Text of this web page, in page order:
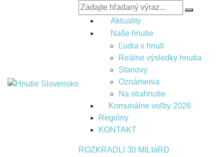
Aktuality
Naše hnutie
Ľudia v hnutí
Reálne výsledky hnutia
Stanovy
Oznámenia
Na stiahnutie
Komunálne voľby 2026
Regióny
KONTAKT
ROZKRADLI 30 MILIáRD